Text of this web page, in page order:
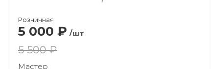
Розничная
5 000 ₽ /шт
5 500 ₽
Мастер